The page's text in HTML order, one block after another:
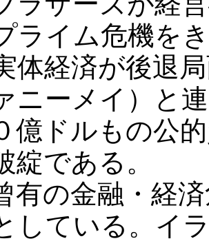
ライム危機を
体経済が後退
ニーメイ）と
億ドルもの公
綻である。
の金融・経済
している。イ